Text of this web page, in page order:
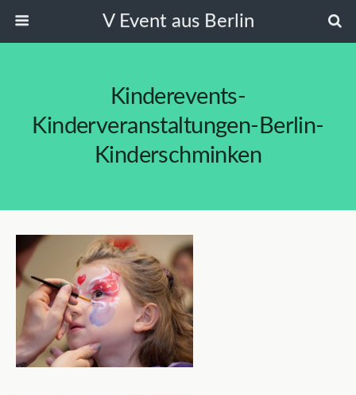
V Event aus Berlin
Kinderevents-
Kinderveranstaltungen-Berlin-
Kinderschminken